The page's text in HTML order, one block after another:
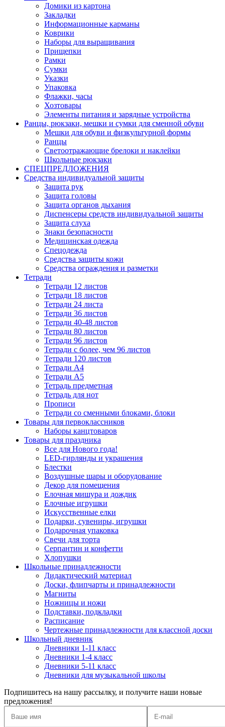
Домики из картона
Закладки
Информационные карманы
Коврики
Наборы для выращивания
Прищепки
Рамки
Сумки
Указки
Упаковка
Флажки, часы
Хозтовары
Элементы питания и зарядные устройства
Ранцы, рюкзаки, мешки и сумки для сменной обуви
Мешки для обуви и физкультурной формы
Ранцы
Светоотражающие брелоки и наклейки
Школьные рюкзаки
СПЕЦПРЕДЛОЖЕНИЯ
Средства индивидуальной защиты
Защита рук
Защита головы
Защита органов дыхания
Диспенсеры средств индивидуальной защиты
Защита слуха
Знаки безопасности
Медицинская одежда
Спецодежда
Средства защиты кожи
Средства ограждения и разметки
Тетради
Тетради 12 листов
Тетради 18 листов
Тетради 24 листа
Тетради 36 листов
Тетради 40-48 листов
Тетради 80 листов
Тетради 96 листов
Тетради с более, чем 96 листов
Тетради 120 листов
Тетради А4
Тетради А5
Тетрадь предметная
Тетрадь для нот
Прописи
Тетради со сменными блоками, блоки
Товары для первоклассников
Наборы канцтоваров
Товары для праздника
Все для Нового года!
LED-гирлянды и украшения
Блестки
Воздушные шары и оборудование
Декор для помещения
Елочная мишура и дождик
Елочные игрушки
Искусственные елки
Подарки, сувениры, игрушки
Подарочная упаковка
Свечи для торта
Серпантин и конфетти
Хлопушки
Школьные принадлежности
Дидактический материал
Доски, флипчарты и принадлежности
Магниты
Ножницы и ножи
Подставки, подкладки
Расписание
Чертежные принадлежности для классной доски
Школьный дневник
Дневники 1-11 класс
Дневники 1-4 класс
Дневники 5-11 класс
Дневники для музыкальной школы
Подпишитесь на нашу рассылку, и получите наши новые
предложения!